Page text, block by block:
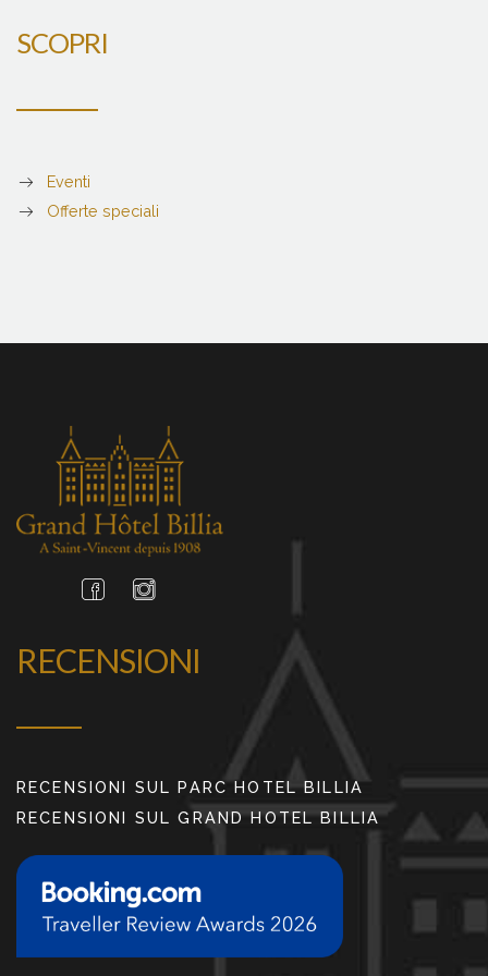
SCOPRI
Eventi
Offerte speciali
RECENSIONI
RECENSIONI SUL PARC HOTEL BILLIA
RECENSIONI SUL GRAND HOTEL BILLIA